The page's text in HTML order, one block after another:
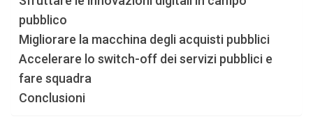
pubblico
Migliorare la macchina degli acquisti pubblici
Accelerare lo switch-off dei servizi pubblici e
fare squadra
Conclusioni